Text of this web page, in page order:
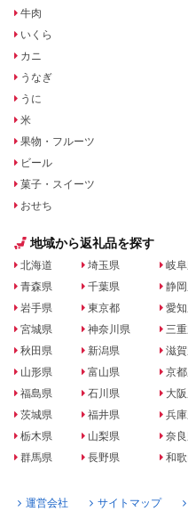
牛肉
いくら
カニ
うなぎ
うに
米
果物・フルーツ
ビール
菓子・スイーツ
おせち
地域から返礼品を探す
北海道
青森県
岩手県
宮城県
秋田県
山形県
福島県
茨城県
栃木県
群馬県
埼玉県
千葉県
東京都
神奈川県
新潟県
富山県
石川県
福井県
山梨県
長野県
岐
静
愛
三
滋
京
大
兵
奈
和
運営会社 サイトマップ